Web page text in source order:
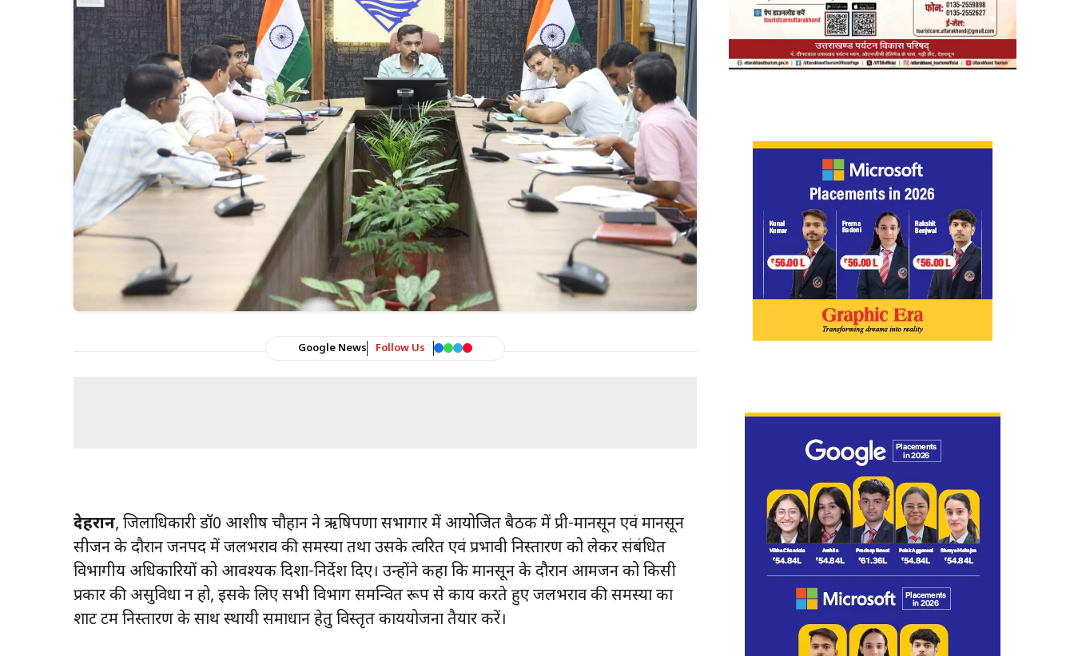
Google News Follow Us
देहरादून, जिलाधिकारी डॉ0 आशीष चौहान ने ऋषिपर्णा सभागार में आयोजित बैठक में प्री-मानसून एवं मानसून
सीजन के दौरान जनपद में जलभराव की समस्या तथा उसके त्वरित एवं प्रभावी निस्तारण को लेकर संबंधित
विभागीय अधिकारियों को आवश्यक दिशा-निर्देश दिए। उन्होंने कहा कि मानसून के दौरान आमजन को किसी
प्रकार की असुविधा न हो, इसके लिए सभी विभाग समन्वित रूप से कार्य करते हुए जलभराव की समस्या का
शार्ट टर्म निस्तारण के साथ स्थायी समाधान हेतु विस्तृत कार्ययोजना तैयार करें।